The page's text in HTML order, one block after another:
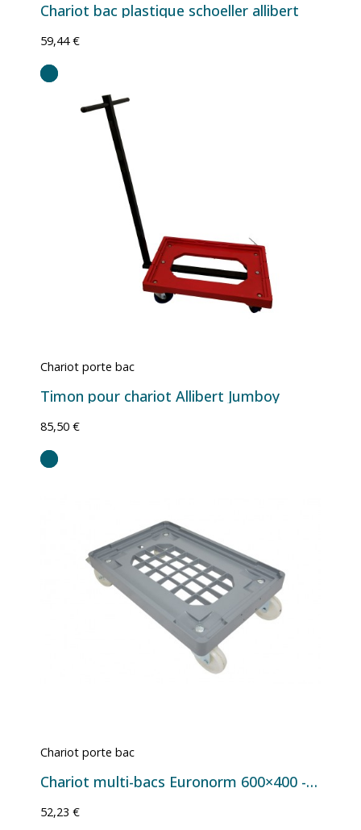
Chariot bac plastique schoeller allibert
59,44 €
Chariot porte bac
Timon pour chariot Allibert Jumboy
85,50 €
Chariot porte bac
Chariot multi-bacs Euronorm 600×400 - 600×400×180 mm
52,23 €